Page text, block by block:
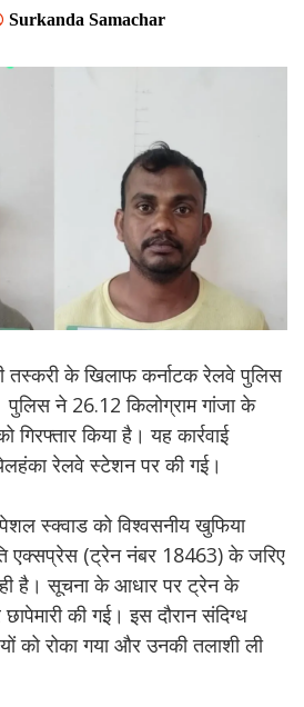
Surkanda Samachar
तस्करी के खिलाफ कर्नाटक रेलवे पुलिस
ने 26.12 किलोग्राम गांजा के
किया है। यह कार्रवाई
रेलवे स्टेशन पर की गई।
स्क्वाड को विश्वसनीय खुफिया
एक्सप्रेस (ट्रेन नंबर 18463) के जरिए
है। सूचना के आधार पर ट्रेन के
की गई। इस दौरान संदिग्ध
को रोका गया और उनकी तलाशी ली